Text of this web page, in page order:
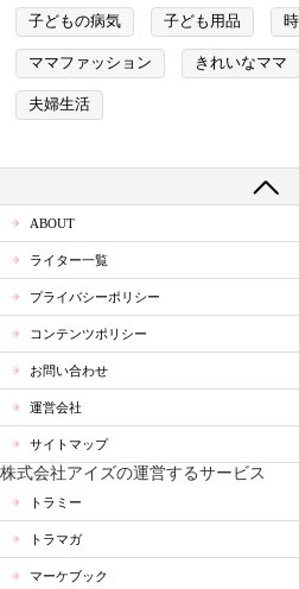
子どもの病気 子ども用品
ママファッション きれいなママ
夫婦生活
ABOUT
ライター一覧
プライバシーポリシー
コンテンツポリシー
お問い合わせ
運営会社
サイトマップ
株式会社アイズの運営するサービス
トラミー
トラマガ
マーケブック